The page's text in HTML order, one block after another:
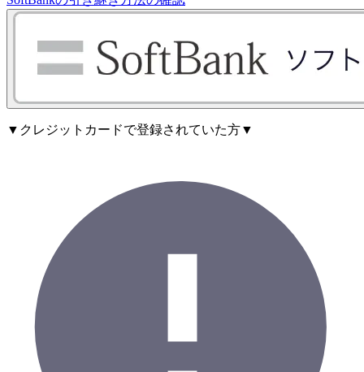
▼クレジットカードで登録されていた方▼